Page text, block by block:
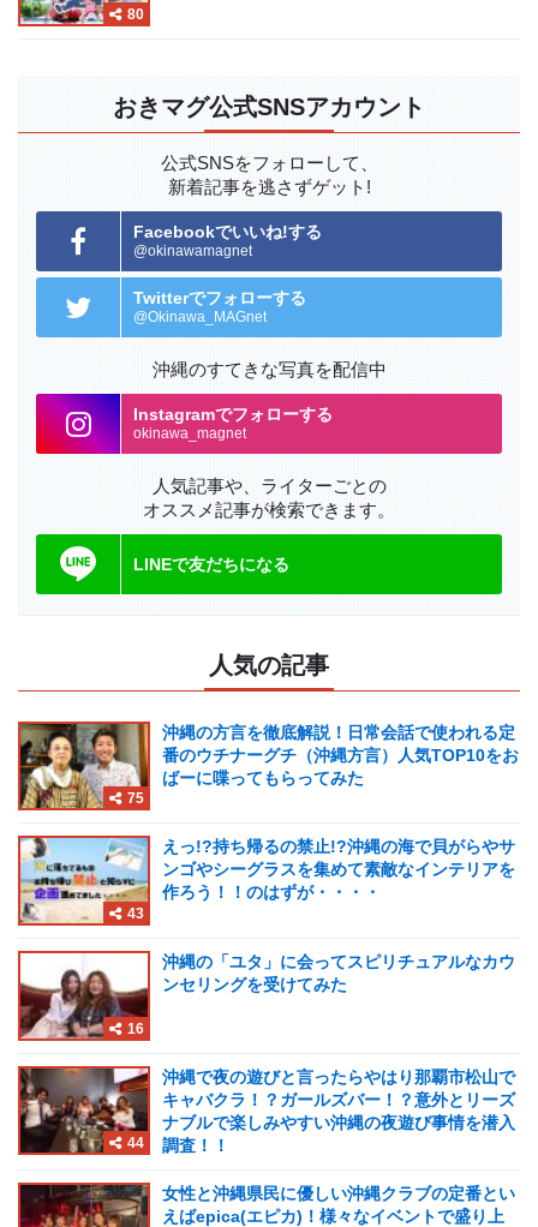
80
おきマグ公式SNSアカウント
公式SNSをフォローして、
新着記事を逃さずゲット!
Facebookでいいね!する
@okinawamagnet
Twitterでフォローする
@Okinawa_MAGnet
沖縄のすてきな写真を配信中
Instagramでフォローする
okinawa_magnet
人気記事や、ライターごとの
オススメ記事が検索できます。
LINEで友だちになる
人気の記事
75
沖縄の方言を徹底解説！日常会話で使われる定
番のウチナーグチ（沖縄方言）人気TOP10をお
ばーに喋ってもらってみた
43
えっ!?持ち帰るの禁止!?沖縄の海で貝がらやサ
ンゴやシーグラスを集めて素敵なインテリアを
作ろう！！のはずが・・・・
16
沖縄の「ユタ」に会ってスピリチュアルなカウ
ンセリングを受けてみた
44
沖縄で夜の遊びと言ったらやはり那覇市松山で
キャバクラ！？ガールズバー！？意外とリーズ
ナブルで楽しみやすい沖縄の夜遊び事情を潜入
調査！！
女性と沖縄県民に優しい沖縄クラブの定番とい
えばepica(エピカ)！様々なイベントで盛り上